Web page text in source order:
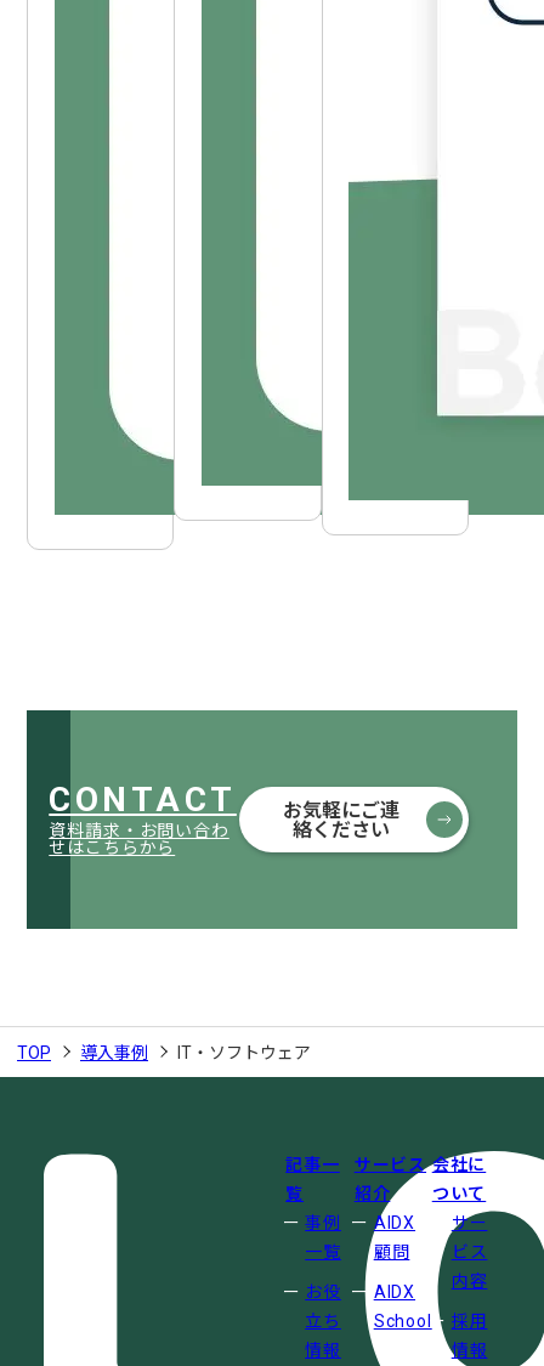
CONTACT
資料請求・お問い合わ
せはこちらから
お気軽にご連
絡ください
TOP 導入事例 IT・ソフトウェア
記事一
覧
事例
一覧
お役
立ち
情報
サービス
紹介
AIDX
顧問
AIDX
School
会社に
ついて
サー
ビス
内容
採用
情報